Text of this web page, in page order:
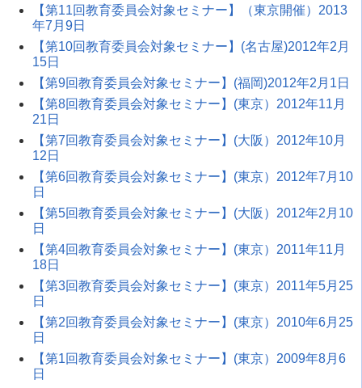
【第11回教育委員会対象セミナー】（東京開催）2013
年7月9日
【第10回教育委員会対象セミナー】(名古屋)2012年2月
15日
【第9回教育委員会対象セミナー】(福岡)2012年2月1日
【第8回教育委員会対象セミナー】(東京）2012年11月
21日
【第7回教育委員会対象セミナー】(大阪）2012年10月
12日
【第6回教育委員会対象セミナー】(東京）2012年7月10
日
【第5回教育委員会対象セミナー】(大阪）2012年2月10
日
【第4回教育委員会対象セミナー】(東京）2011年11月
18日
【第3回教育委員会対象セミナー】(東京）2011年5月25
日
【第2回教育委員会対象セミナー】(東京）2010年6月25
日
【第1回教育委員会対象セミナー】(東京）2009年8月6
日